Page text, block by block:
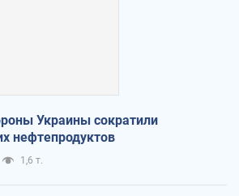
Украины сократили
нефтепродуктов
1,6 т.